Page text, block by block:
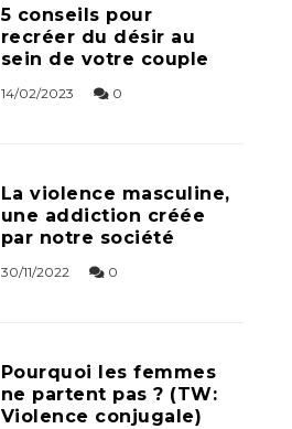
5 conseils pour
recréer du désir au
sein de votre couple
14/02/2023 0
La violence masculine,
une addiction créée
par notre société
30/11/2022 0
Pourquoi les femmes
ne partent pas ? (TW:
Violence conjugale)